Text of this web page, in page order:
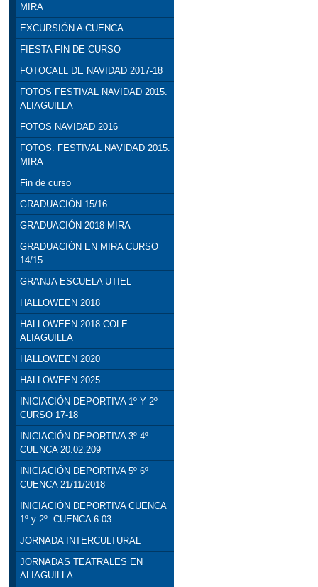
MIRA
EXCURSIÓN A CUENCA
FIESTA FIN DE CURSO
FOTOCALL DE NAVIDAD 2017-18
FOTOS FESTIVAL NAVIDAD 2015.
ALIAGUILLA
FOTOS NAVIDAD 2016
FOTOS. FESTIVAL NAVIDAD 2015.
MIRA
Fin de curso
GRADUACIÓN 15/16
GRADUACIÓN 2018-MIRA
GRADUACIÓN EN MIRA CURSO
14/15
GRANJA ESCUELA UTIEL
HALLOWEEN 2018
HALLOWEEN 2018 COLE
ALIAGUILLA
HALLOWEEN 2020
HALLOWEEN 2025
INICIACIÓN DEPORTIVA 1º Y 2º
CURSO 17-18
INICIACIÓN DEPORTIVA 3º 4º
CUENCA 20.02.209
INICIACIÓN DEPORTIVA 5º 6º
CUENCA 21/11/2018
INICIACIÓN DEPORTIVA CUENCA
1º y 2º. CUENCA 6.03
JORNADA INTERCULTURAL
JORNADAS TEATRALES EN
ALIAGUILLA